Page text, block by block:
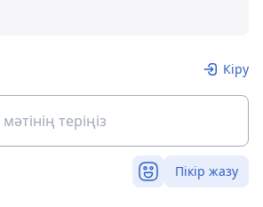
Кіру
Пікір жазу